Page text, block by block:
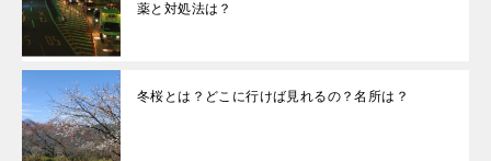
薬と対処法は？
冬桜とは？どこに行けば見れるの？名所は？